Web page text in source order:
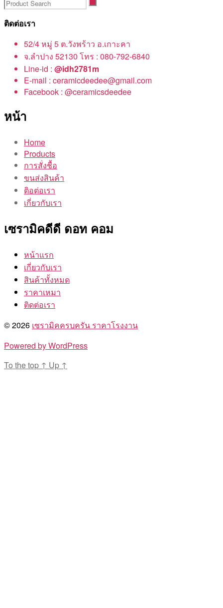
ติดต่อเรา
52/4 หมู่ 5 ต.วังพร้าว อ.เกาะคา
จ.ลำปาง 52130 โทร : 080-792-6840
Line-id : @idh2781m
E-mail : ceramicdeedee@gmail.com
Facebook : @ceramicsdeedee
หน้า
Home
Products
การสั่งชื้อ
ขนส่งสินค้า
ติอต่อเรา
เกี่ยวกับเรา
เซรามิคดีดี ดอท คอม
หน้าแรก
เกี่ยวกับเรา
สินค้าทั้งหมด
ราคาเหมา
ติดต่อเรา
© 2026 เซรามิคครบครัน ราคาโรงงาน
Powered by WordPress
To the top ↑ Up ↑